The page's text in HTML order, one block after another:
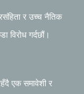
र उच्च नैतिक
विरोध गर्दछौं।
एक समावेशी र